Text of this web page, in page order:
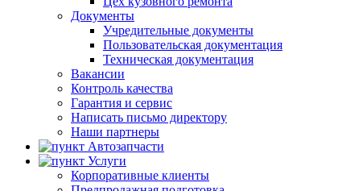
Документы
Учредительные документы
Пользовательская документация
Техническая документация
Вакансии
Контроль качества
Гарантия и сервис
Написать письмо директору
Наши партнеры
Автозапчасти
Услуги
Корпоративные клиенты